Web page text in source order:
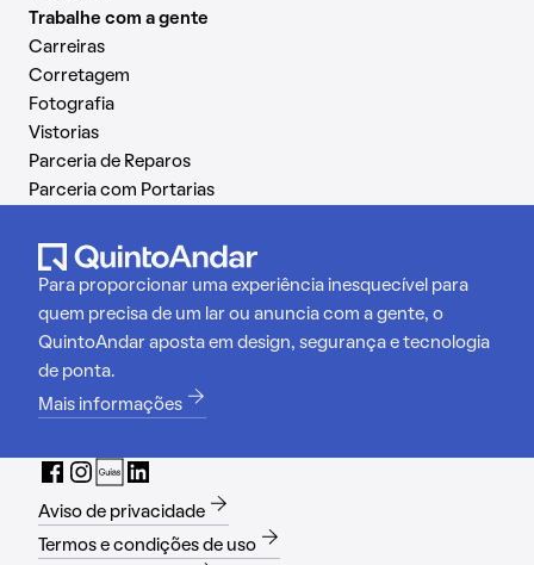
Trabalhe com a gente
Carreiras
Corretagem
Fotografia
Vistorias
Parceria de Reparos
Parceria com Portarias
Para proporcionar uma experiência inesquecível para
quem precisa de um lar ou anuncia com a gente, o
QuintoAndar aposta em design, segurança e tecnologia
de ponta.
Mais informações
Aviso de privacidade
Termos e condições de uso